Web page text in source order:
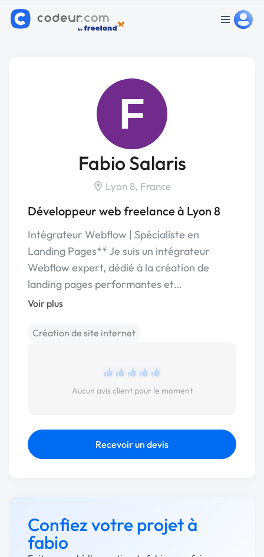
F
Fabio Salaris
Lyon 8, France
Développeur web freelance à Lyon 8
Intégrateur Webflow | Spécialiste en
Landing Pages** Je suis un intégrateur
Webflow expert, dédié à la création de
landing pages performantes et…
Voir plus
Création de site internet
Aucun avis client pour le moment
Recevoir un devis
Confiez votre projet à
fabio